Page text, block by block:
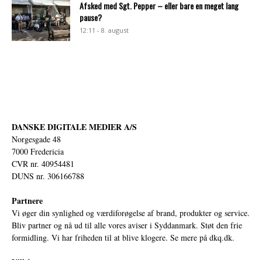
Afsked med Sgt. Pepper – eller bare en meget lang
pause?
12:11 - 8. august
DANSKE DIGITALE MEDIER A/S
Norgesgade 48
7000 Fredericia
CVR nr. 40954481
DUNS nr. 306166788
Partnere
Vi øger din synlighed og værdiforøgelse af brand, produkter og service.
Bliv partner og nå ud til alle vores aviser i Syddanmark. Støt den frie
formidling. Vi har friheden til at blive klogere. Se mere på dkq.dk.